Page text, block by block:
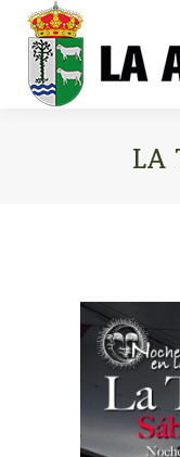
LA